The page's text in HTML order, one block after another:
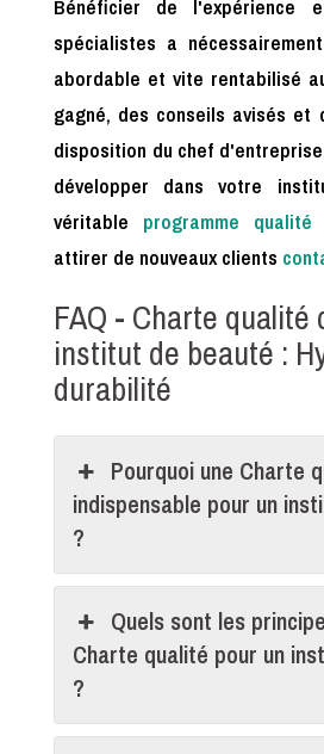
Bénéficier de l'expérience
spécialistes a
abordable et vite rentabilisé
gagné, des conseils avisés et
disposition du chef
développer dans votre
véritable programme qualité
attirer de nouveaux clients
FAQ - Charte qualité
institut de beauté :
durabilité
Pourquoi une Charte
indispensable pour un
?
Quels sont les
Charte qualité pour un
?